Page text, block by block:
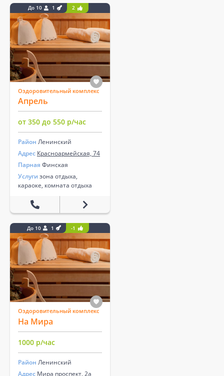
До 10 1 2
Оздоровительный комплекс
Апрель
от 350 до 550 р/час
Район Ленинский
Адрес Красноармейская, 74
Парная Финская
Услуги зона отдыха,
караоке, комната отдыха
До 10 1 -1
Оздоровительный комплекс
На Мира
1000 р/час
Район Ленинский
Адрес Мира проспект, 2а